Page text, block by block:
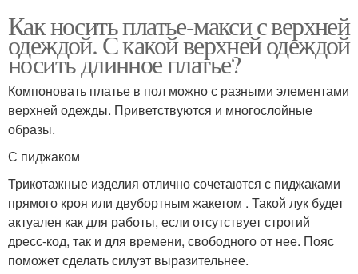
Как носить платье-макси с верхней
одеждой. С какой верхней одеждой
носить длинное платье?
Компоновать платье в пол можно с разными элементами
верхней одежды. Приветствуются и многослойные
образы.
С пиджаком
Трикотажные изделия отлично сочетаются с пиджаками
прямого кроя или двубортным жакетом . Такой лук будет
актуален как для работы, если отсутствует строгий
дресс-код, так и для времени, свободного от нее. Пояс
поможет сделать силуэт выразительнее.